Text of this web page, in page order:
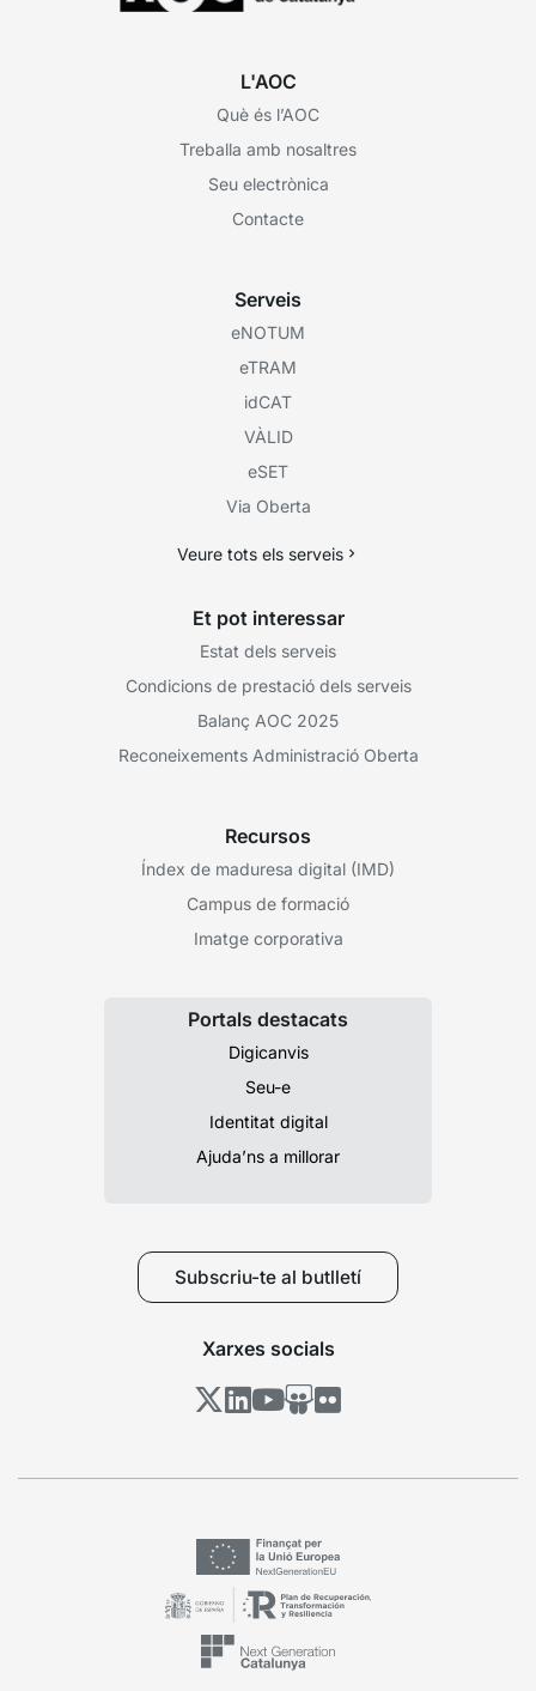
L'AOC
Què és l’AOC
Treballa amb nosaltres
Seu electrònica
Contacte
Serveis
eNOTUM
eTRAM
idCAT
VÀLID
eSET
Via Oberta
Veure tots els serveis
Et pot interessar
Estat dels serveis
Condicions de prestació dels serveis
Balanç AOC 2025
Reconeixements Administració Oberta
Recursos
Índex de maduresa digital (IMD)
Campus de formació
Imatge corporativa
Portals destacats
Digicanvis
Seu-e
Identitat digital
Ajuda’ns a millorar
Subscriu-te al butlletí
Xarxes socials